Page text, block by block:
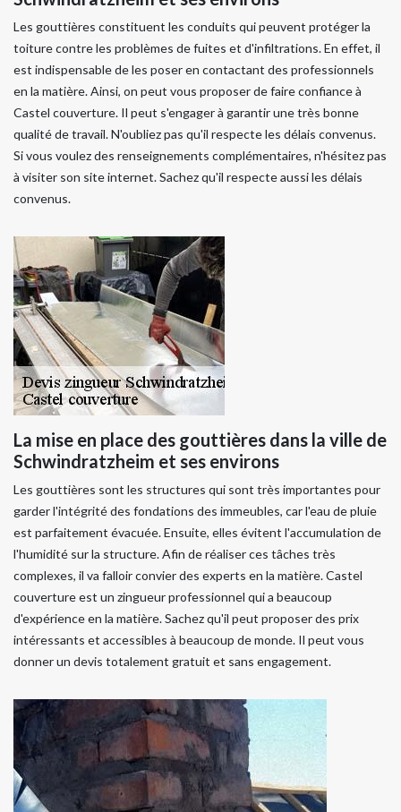
Les gouttières constituent les conduits qui peuvent protéger la
toiture contre les problèmes de fuites et d'infiltrations. En effet, il
est indispensable de les poser en contactant des professionnels
en la matière. Ainsi, on peut vous proposer de faire confiance à
Castel couverture. Il peut s'engager à garantir une très bonne
qualité de travail. N'oubliez pas qu'il respecte les délais convenus.
Si vous voulez des renseignements complémentaires, n'hésitez pas
à visiter son site internet. Sachez qu'il respecte aussi les délais
convenus.
La mise en place des gouttières dans la ville de
Schwindratzheim et ses environs
Les gouttières sont les structures qui sont très importantes pour
garder l'intégrité des fondations des immeubles, car l'eau de pluie
est parfaitement évacuée. Ensuite, elles évitent l'accumulation de
l'humidité sur la structure. Afin de réaliser ces tâches très
complexes, il va falloir convier des experts en la matière. Castel
couverture est un zingueur professionnel qui a beaucoup
d'expérience en la matière. Sachez qu'il peut proposer des prix
intéressants et accessibles à beaucoup de monde. Il peut vous
donner un devis totalement gratuit et sans engagement.